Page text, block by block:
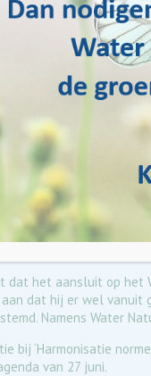
met wateroverlast?
Het gaat hier
worden
aangehouden
gebruik gaat, wordt
akkerbouw) dat in het
dat het aansluit op het
dat hij er wel
Namens Water
bij ‘Harmonisatie
van 27 juni.